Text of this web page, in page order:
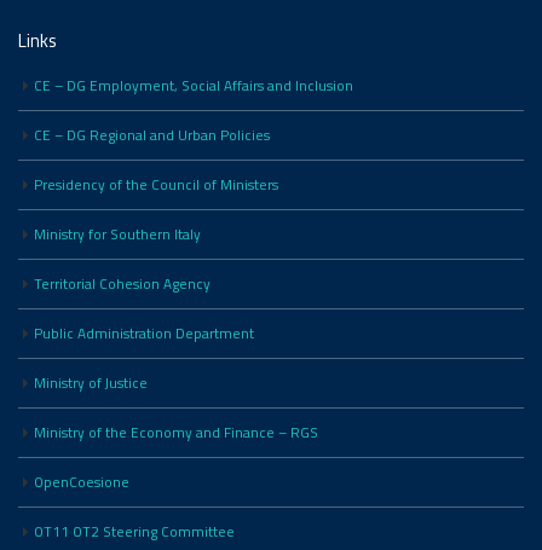
Links
CE – DG Employment, Social Affairs and Inclusion
CE – DG Regional and Urban Policies
Presidency of the Council of Ministers
Ministry for Southern Italy
Territorial Cohesion Agency
Public Administration Department
Ministry of Justice
Ministry of the Economy and Finance – RGS
OpenCoesione
OT11 OT2 Steering Committee